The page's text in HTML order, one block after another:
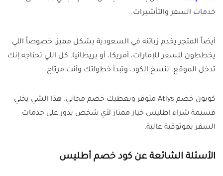
خدمات السفر والتأشيرات.
أيضاً المتجر يخدم زبائنه في السعودية بشكل مميز، خصوصاً اللي
يخططون للسفر للإمارات، أمريكا، أو بريطانيا. كل اللي تحتاجه إنك
تدخل الموقع، تنسخ الكود، وتبدأ خطواتك وأنت مرتاح.
كوبون خصم Atlys متوفر ويعطيك خصم مجاني. هذا الشي يخلي
قسيمة شراء اطليس خيار ممتاز لأي شخص يدور على خدمات
السفر بموثوقية عالية.
الأسئلة الشائعة عن كود خصم أطليس